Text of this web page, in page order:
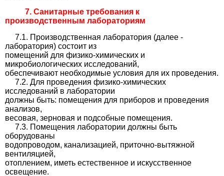
7. Санитарные требования к
производственным лабораториям
7.1. Производственная лаборатория (далее -
лаборатория) состоит из
помещений для физико-химических и
микробиологических исследований,
обеспечивают необходимые условия для их проведения.
7.2. Для проведения физико-химических
исследований в лаборатории
должны быть: помещения для приборов и проведения
анализов,
весовая, зерновая и подсобные помещения.
7.3. Помещения лаборатории должны быть
оборудованы
водопроводом, канализацией, приточно-вытяжной
вентиляцией,
отоплением, иметь естественное и искусственное
освещение.